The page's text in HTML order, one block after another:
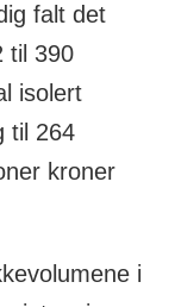
falt det
til 390
isolert
til 264
kroner
i